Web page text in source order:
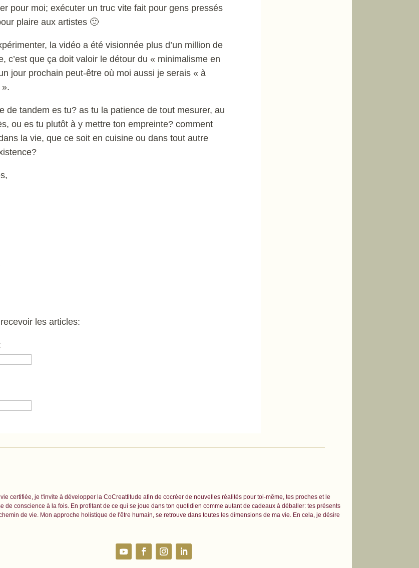
pour moi; exécuter un truc vite fait pour gens pressés
plaire aux artistes 🙂
la vidéo a été visionnée plus d’un million de
c’est que ça doit valoir le détour du « minimalisme en
jour prochain peut-être où moi aussi je serais « à
de tandem es tu? as tu la patience de tout mesurer, au
ou es tu plutôt à y mettre ton empreinte? comment
la vie, que ce soit en cuisine ou dans tout autre
les articles:
certifiée, je t'invite à développer la CoCreattitude afin de cocréer de nouvelles réalités pour toi-même, tes proches et le
de conscience à la fois. En profitant de ce qui se joue dans ton quotidien comme autant de cadeaux à déballer: tes présents
de vie. Mon approche holistique de l'être humain, se retrouve dans toutes les dimensions de ma vie. En cela, je désire